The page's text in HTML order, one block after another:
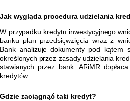
Jak wygląda procedura udzielania
W przypadku kredytu inwestycyjnego
banku plan przedsięwzięcia wraz z
Bank analizuje dokumenty pod kątem
określonych przez zasady udzielania
stawianych przez bank. ARiMR
kredytów.
Gdzie zaciągnąć taki kredyt?